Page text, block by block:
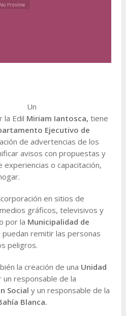
Un
la Edil Miriam Iantosca, tiene
Ejecutivo de
de advertencias de los
avisos con propuestas y
experiencias o capacitación,
en sitios de
gráficos, televisivos y
por la Municipalidad de
puedan remitir las personas
peligros.
la creación de una Unidad
un responsable de la
Social y un responsable de la
Blanca.